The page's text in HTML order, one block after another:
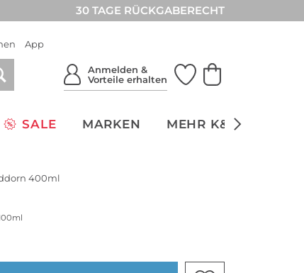
30 TAGE RÜCKGABERECHT
App
Anmelden &
Vorteile erhalten
SALE MARKEN MEHR K&Ö
400ml